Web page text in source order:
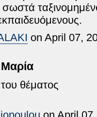
on April 07,
θέματος